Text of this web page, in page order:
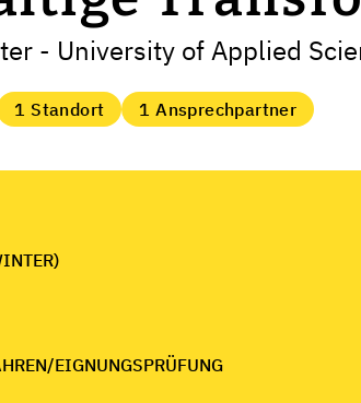
- University of Applied
1 Standort 1 Ansprechpartner
EIGNUNGSPRÜFUNG